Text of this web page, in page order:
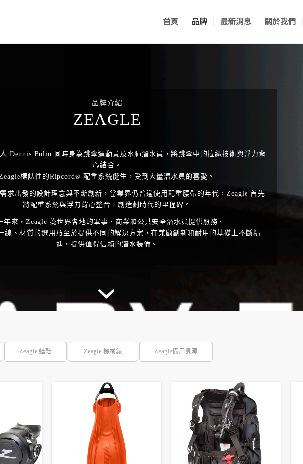
首頁 品牌 最新消息 關於我們
品牌介紹
ZEAGLE
Dennis Bulin 同時身為跳傘運動員及水肺潛水員，將跳傘中的拉繩技術與浮力背
心結合。
標誌性的Ripcord® 配重系統誕生，受到大量潛水員的喜愛。
求出發的設計理念與不斷創新，當業界仍普遍使用配重腰帶的年代，Zeagle 首先
將配重系統與浮力背心整合，創造劃時代的里程碑。
年來，Zeagle 為世界各地的軍事、商業和公共安全潛水員提供服務。
線、材質的選用乃至於提供不同的解決方案，在兼顧創新和耐用的基礎上不斷精
進，提供值得信賴的潛水裝備。
Zeagle 蛙鞋 Zeagle 機械錶 Zeagle備用氣源